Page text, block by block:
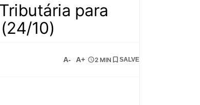
para
10)
A- A+ 2 MIN SALVE